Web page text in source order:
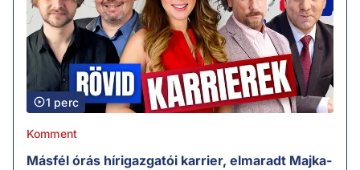
1 perc
Komment
Másfél órás hírigazgatói karrier, elmaradt Majka-